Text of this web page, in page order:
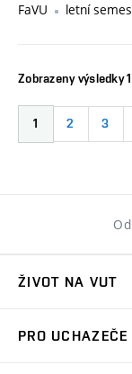
FaVU letní
Zobrazeny výsledky
1 2 3
ŽIVOT NA VUT
PRO UCHAZEČE